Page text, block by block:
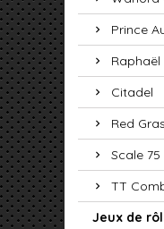
Prince
Raphaël
Citadel
Red
Scale 75
TT
Jeux de